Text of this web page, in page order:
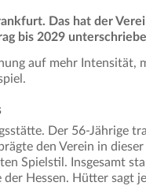
Das hat der
bis 2029
auf mehr Intensität,
Der 56-Jährige
den Verein in
Spielstil. Insgesamt
Hessen. Hütter sagt